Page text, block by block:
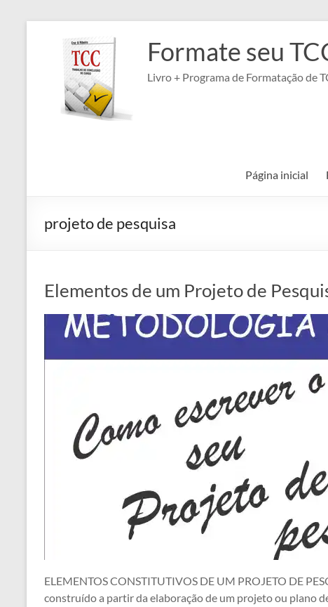
conteúdo
Formate seu
Livro + Programa de Formatação de
Página inicial
projeto de pesquisa
Elementos de um Projeto de
ELEMENTOS CONSTITUTIVOS DE UM PROJETO DE
construído a partir da elaboração de um projeto ou plano